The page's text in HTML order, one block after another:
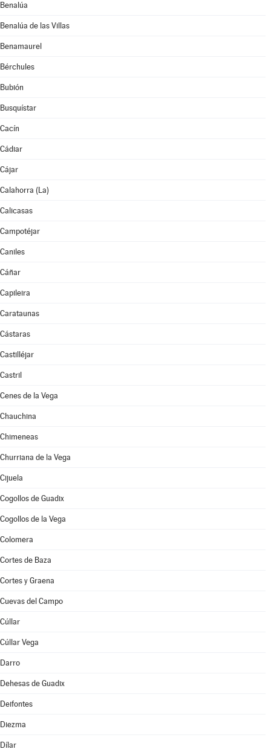
Benalúa
Benalúa de las Villas
Benamaurel
Bérchules
Bubión
Busquístar
Cacín
Cádiar
Cájar
Calahorra (La)
Calicasas
Campotéjar
Caniles
Cáñar
Capileira
Carataunas
Cástaras
Castilléjar
Castril
Cenes de la Vega
Chauchina
Chimeneas
Churriana de la Vega
Cijuela
Cogollos de Guadix
Cogollos de la Vega
Colomera
Cortes de Baza
Cortes y Graena
Cuevas del Campo
Cúllar
Cúllar Vega
Darro
Dehesas de Guadix
Deifontes
Diezma
Dílar